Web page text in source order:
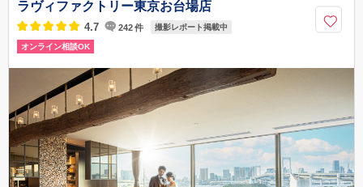
ラヴィファクトリー東京お台場店
4.7 242件 撮影レポート掲載中
オンライン相談OK